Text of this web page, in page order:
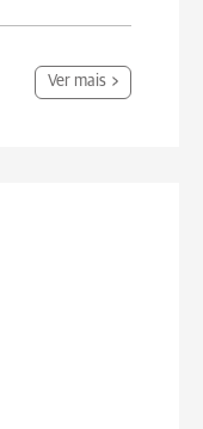
Ver mais